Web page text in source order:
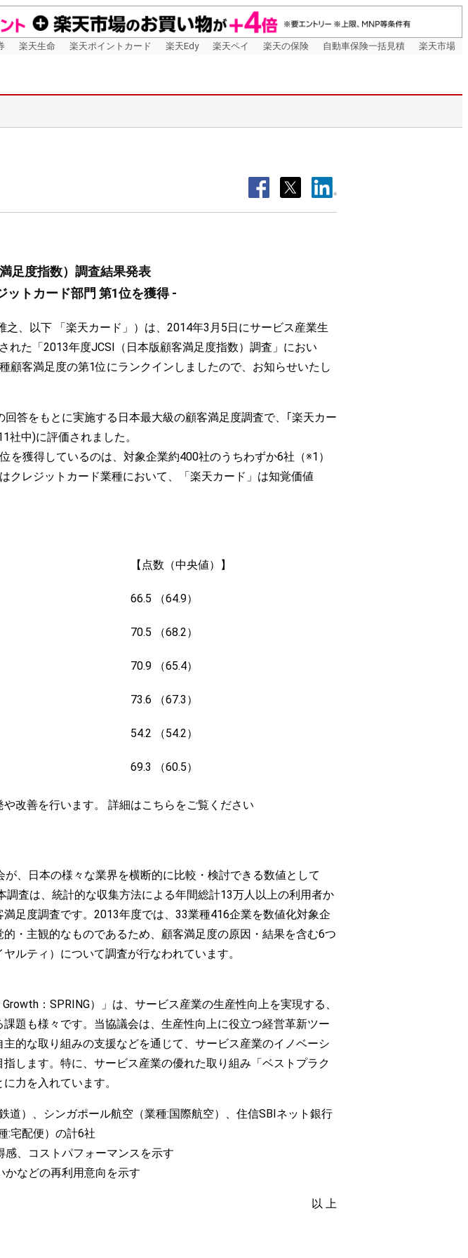
楽天生命 楽天ポイントカード 楽天Edy 楽天ペイ 楽天の保険 自動車保険一括見積 楽天市場
足度指数）調査結果発表
ットカード部門 第1位を獲得 -
、以下 「楽天カード」）は、2014年3月5日にサービス産業生
れた「2013年度JCSI（日本版顧客満足度指数）調査」におい
客満足度の第1位にランクインしましたので、お知らせいたし
答をもとに実施する日本最大級の顧客満足度調査で、｢楽天カー
社中)に評価されました。
獲得しているのは、対象企業約400社のうちわずか6社（※1）
クレジットカード業種において、「楽天カード」は知覚価値
【点数（中央値）】
66.5 （64.9）
70.5 （68.2）
70.9 （65.4）
73.6 （67.3）
54.2 （54.2）
69.3 （60.5）
改善を行います。 詳細はこちらをご覧ください
、日本の様々な業界を横断的に比較・検討できる数値として
査は、統計的な収集方法による年間総計13万人以上の利用者か
足度調査です。2013年度では、33業種416企業を数値化対象企
・主観的なものであるため、顧客満足度の原因・結果を含む6つ
ルティ）について調査が行なわれています。
：SPRING）」は、サービス産業の生産性向上を実現する、
題も様々です。当協議会は、生産性向上に役立つ経営革新ツー
的な取り組みの支援などを通じて、サービス産業のイノベーシ
します。特に、サービス産業の優れた取り組み「ベストプラク
力を入れています。
道）、シンガポール航空（業種:国際航空）、住信SBIネット銀行
:宅配便）の計6社
感、コストパフォーマンスを示す
かなどの再利用意向を示す
以 上